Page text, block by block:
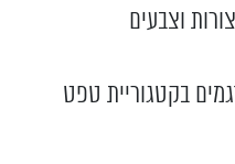
וצבעים
בקטגוריית טפט